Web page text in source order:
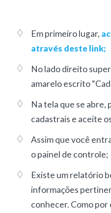
Em primeiro lugar,
através deste link;
No lado direito
amarelo escrito
Na tela que se abre,
cadastrais e aceite
Assim que você
o painel de controle;
Existe um relatório
informações
conhecer. Como